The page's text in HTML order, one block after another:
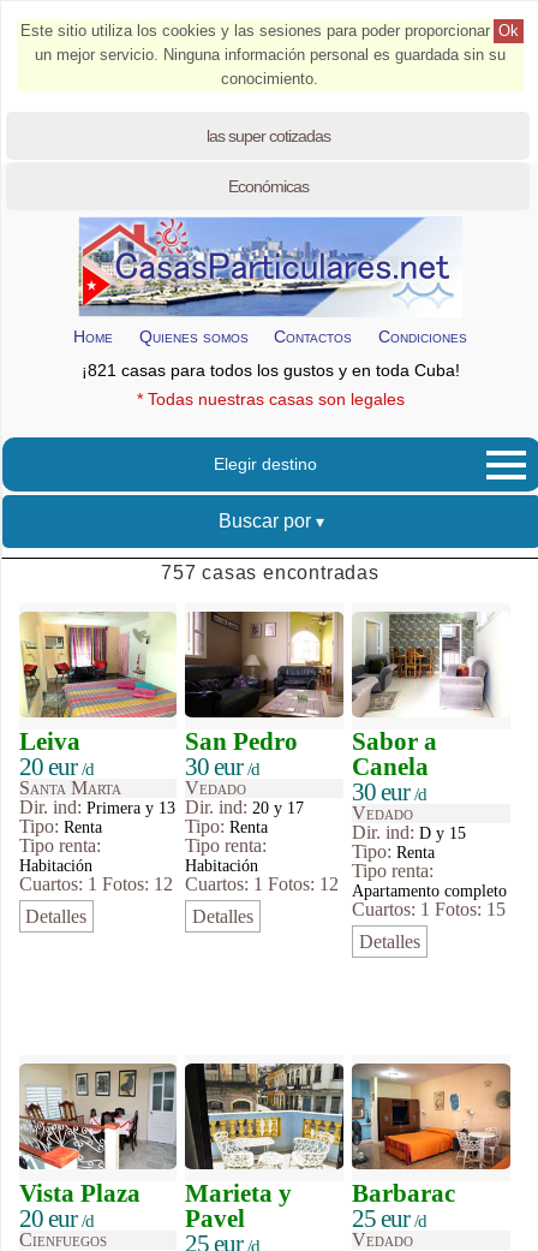
Ok
Este sitio utiliza los cookies y las sesiones para poder proporcionar
un mejor servicio. Ninguna información personal es guardada sin su
conocimiento.
las super cotizadas
Económicas
Home Quienes somos Contactos
Condiciones
¡821 casas para todos los gustos y en toda Cuba!
* Todas nuestras casas son legales
Elegir destino
Buscar por
757 casas encontradas
Leiva
20 eur/d
Santa Marta
Dir. ind: Primera y 13
Tipo: Renta
Tipo renta:
Habitación
Cuartos: 1 Fotos: 12
Detalles
San Pedro
30 eur/d
Vedado
Dir. ind: 20 y 17
Tipo:Renta
Tipo renta:
Habitación
Cuartos: 1 Fotos: 12
Detalles
Sabor a
Canela
30 eur/d
Vedado
Dir. ind:D y 15
Tipo:Renta
Tipo renta:
Apartamento completo
Cuartos: 1 Fotos: 15
Detalles
Vista Plaza
20 eur/d
Cienfuegos
Marieta y
Pavel
25 eur/d
Barbarac
25 eur/d
Vedado